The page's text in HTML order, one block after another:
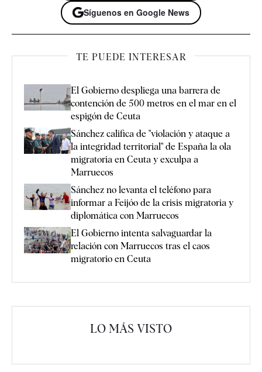
Síguenos en Google News
TE PUEDE INTERESAR
El Gobierno despliega una barrera de
contención de 500 metros en el mar en el
espigón de Ceuta
Sánchez califica de "violación y ataque a
la integridad territorial" de España la ola
migratoria en Ceuta y exculpa a
Marruecos
Sánchez no levanta el teléfono para
informar a Feijóo de la crisis migratoria y
diplomática con Marruecos
El Gobierno intenta salvaguardar la
relación con Marruecos tras el caos
migratorio en Ceuta
LO MÁS VISTO